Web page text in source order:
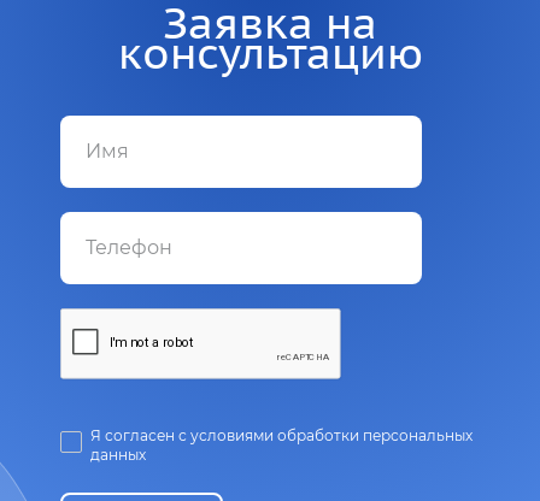
Заявка на
консультацию
Я согласен с условиями обработки персональных
данных